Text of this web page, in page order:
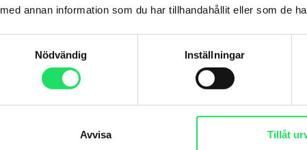
med annan information som du har tillhandahållit eller som de
Nödvändig
Inställningar
Avvisa Tillåt